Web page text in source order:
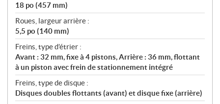
18 po (457 mm)
Roues, largeur arrière :
5,5 po (140 mm)
Freins, type d’étrier :
Avant : 32 mm, fixe à 4 pistons, Arrière : 36 mm, flottant
à un piston avec frein de stationnement intégré
Freins, type de disque :
Disques doubles flottants (avant) et disque fixe (arrière)